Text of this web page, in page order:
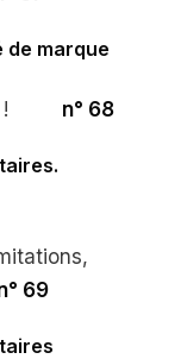
de marque
! n° 68
69